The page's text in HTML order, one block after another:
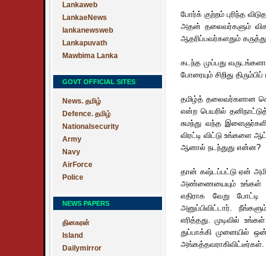
Lankaweb
LankaeNews
lankanewsweb
Lankapuvath
Mawbima Lanka
GOVT OFFICIAL SITES
News. தமிழ்
Defence. தமிழ்
Nationalsecurity
Army
Navy
AirForce
Police
NEWS PAPERS
தினகரன்
Island
Dailymirror
போர்க் குற்றம் புரிந்த
அதன் தலைவர்களும்
ஆதரிப்பவர்களதும்
கடந்த முப்பது
போரையும் சிறிது
தமிழ்த் தலைவர்களான
என்ற பெயரில்
சுமந்து வந்த
விரட்டி விட்டு உங்களை
ஆனால் நடந்துது என்ன?
தான் கஷ்டப்பட்டு ஏன்
அண்ணையையும் உங்கள்
எதிராக வேறு
அனுப்பிவிட்டார்.
எரித்தது. முடிவில்
துப்பாக்கி முனையில்
அங்கத்தவராகிவிட்டீர்கள்.